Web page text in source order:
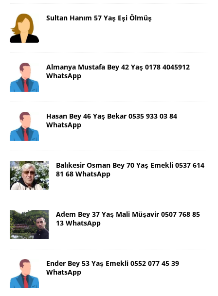
Sultan Hanım 57 Yaş Eşi Ölmüş
Almanya Mustafa Bey 42 Yaş 0178 4045912
WhatsApp
Hasan Bey 46 Yaş Bekar 0535 933 03 84
WhatsApp
Balıkesir Osman Bey 70 Yaş Emekli 0537 614
81 68 WhatsApp
Adem Bey 37 Yaş Mali Müşavir 0507 768 85
13 WhatsApp
Ender Bey 53 Yaş Emekli 0552 077 45 39
WhatsApp